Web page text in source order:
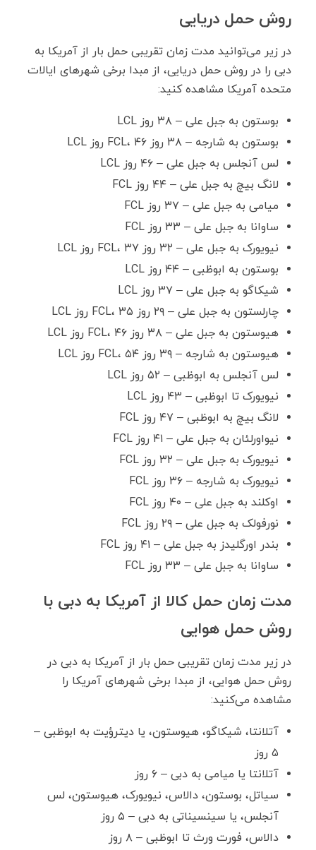
روش حمل دریایی
در زیر می‌توانید مدت زمان تقریبی حمل بار از آمریکا به
دبی را در روش حمل دریایی، از مبدا برخی شهرهای ایالات
متحده آمریکا مشاهده کنید:
بوستون به جبل علی – ۳۸ روز LCL
بوستون به شارجه – ۳۸ روز FCL، ۴۶ روز LCL
لس آنجلس به جبل علی – ۴۶ روز LCL
لانگ بیچ به جبل علی – ۴۴ روز FCL
میامی به جبل علی – ۳۷ روز FCL
ساوانا به جبل علی – ۳۳ روز FCL
نیویورک به جبل علی – ۳۲ روز FCL، ۳۷ روز LCL
بوستون به ابوظبی – ۴۴ روز LCL
شیکاگو به جبل علی – ۳۷ روز LCL
چارلستون به جبل علی – ۲۹ روز FCL، ۳۵ روز LCL
هیوستون به جبل علی – ۳۸ روز FCL، ۴۶ روز LCL
هیوستون به شارجه – ۳۹ روز FCL، ۵۴ روز LCL
لس آنجلس به ابوظبی – ۵۲ روز LCL
نیویورک تا ابوظبی – ۴۳ روز LCL
لانگ بیچ به ابوظبی – ۴۷ روز FCL
نیواورلئان به جبل علی – ۴۱ روز FCL
نیویورک به جبل علی – ۳۲ روز FCL
نیویورک به شارجه – ۳۶ روز FCL
اوکلند به جبل علی – ۴۰ روز FCL
نورفولک به جبل علی – ۲۹ روز FCL
بندر اورگلیدز به جبل علی – ۴۱ روز FCL
ساوانا به جبل علی – ۳۳ روز FCL
مدت زمان حمل کالا از آمریکا به دبی با
روش حمل هوایی
در زیر مدت زمان تقریبی حمل بار از آمریکا به دبی در
روش حمل هوایی، از مبدا برخی شهرهای آمریکا را
مشاهده می‌کنید:
آتلانتا، شیکاگو، هیوستون، یا دیترؤیت به ابوظبی –
۵ روز
آتلانتا یا میامی به دبی – ۶ روز
سیاتل، بوستون، دالاس، نیویورک، هیوستون، لس
آنجلس، یا سینسیناتی به دبی – ۵ روز
دالاس، فورت ورث تا ابوظبی – ۸ روز